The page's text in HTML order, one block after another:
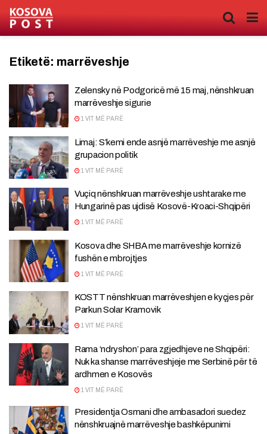
Etiketë: marrëveshje
Zelensky në Podgoricë më 15 maj, nënshkruan
marrëveshje sigurie
1 VIT MË PARË
Limaj: S’kemi ende asnjë marrëveshje me asnjë
grupacion politik
1 VIT MË PARË
Vuçiq nënshkruan marrëveshje ushtarake me
Hungarinë pas ujdisë Kosovë-Kroaci-Shqipëri
1 VIT MË PARË
Kosova dhe SHBA me marrëveshje kornizë
fushën e mbrojtjes
1 VIT MË PARË
KOSTT nënshkruan marrëveshjen e kyçjes për
Parkun Solar Kramovik
1 VIT MË PARË
Rama ‘ndryshon’ para zgjedhjeve ne Shqipëri:
Nuk ka shanse marrëveshjeje me Serbinë për të
ardhmen e Kosovës
1 VIT MË PARË
Presidentja Osmani dhe ambasadori suedez
nënshkruajnë marrëveshje bashkëpunimi